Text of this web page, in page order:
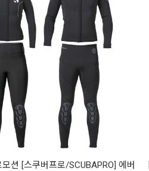
션 [스쿠버프로/SCUBAPRO] 에버